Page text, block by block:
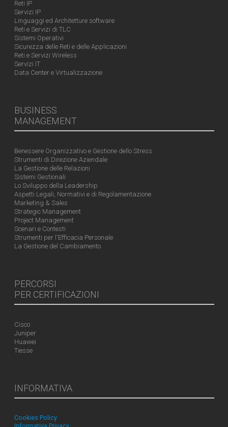
Reti IP
Servizi IP
Linguaggi ed Architetture software
Reti e Servizi di TLC
Sistemi Operativi
Sicurezza delle Reti e delle Applicazioni
Reti e Servizi Wireless
Servizi IT
Data Center e Virtualizzazione
BUSINESS
MANAGEMENT
Benessere Organizzativo e Gestione dello Stress
Strumenti di Direzione Aziendale
La Gestione delle Relazioni
Sistemi Gestionali
Lo Sviluppo della Leadership
Aspetti Legali, Normativi e di Regolamentazione
Marketing & Sales
Strategic Management
Project Management
Scenari e Contesti
Strumenti per l'Efficacia Personale
La Gestione del Cambiamento
PERCORSI
PER CERTIFICAZIONI
Cisco
Juniper
Huawei
Tiesse
INFORMATIVA
Cookies Policy